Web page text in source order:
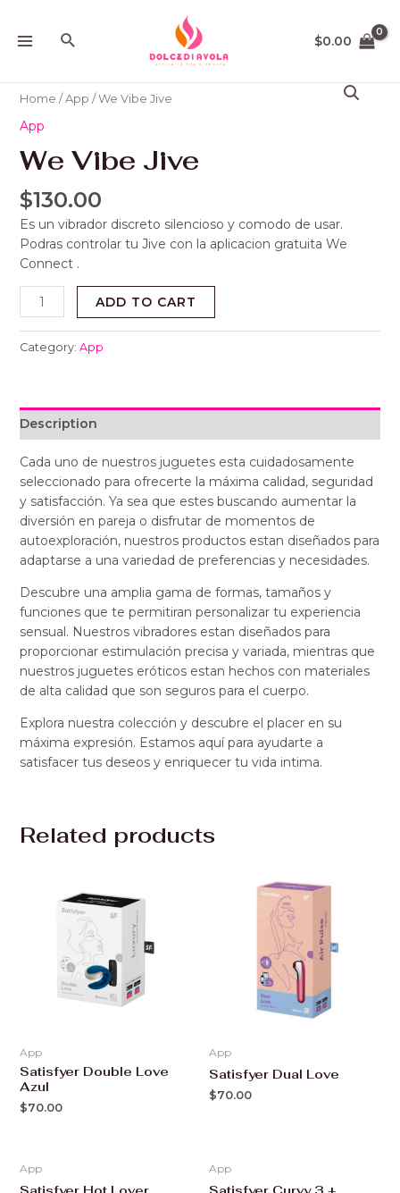
contenido
MENUBuscar $0.00
Home /App / We Vibe Jive
App
We Vibe Jive
$130.00
Es un vibrador discreto silencioso y comodo de usar.
Podras controlar tu Jive con la aplicacion gratuita We
Connect .
Vibe
quantity
ADD TO CART
Category: App
Description
Cada uno de nuestros juguetes esta cuidadosamente
seleccionado para ofrecerte la máxima calidad, seguridad
y satisfacción. Ya sea que estes buscando aumentar la
diversión en pareja o disfrutar de momentos de
autoexploración, nuestros productos estan diseñados para
adaptarse a una variedad de preferencias y necesidades.
Descubre una amplia gama de formas, tamaños y
funciones que te permitiran personalizar tu experiencia
sensual. Nuestros vibradores estan diseñados para
proporcionar estimulación precisa y variada, mientras que
nuestros juguetes eróticos estan hechos con materiales
de alta calidad que son seguros para el cuerpo.
Explora nuestra colección y descubre el placer en su
máxima expresión. Estamos aquí para ayudarte a
satisfacer tus deseos y enriquecer tu vida intima.
Related products
App
Satisfyer Double Love
Azul
$70.00
App
Satisfyer Dual Love
$70.00
App App